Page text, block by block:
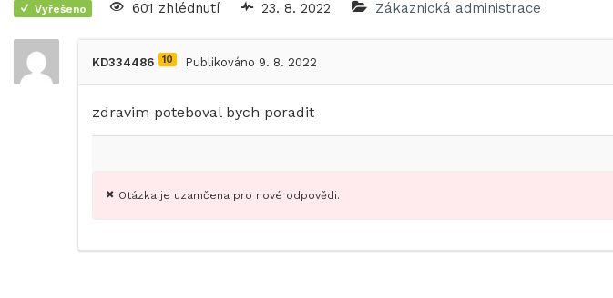
Vyřešeno 601 zhlédnutí 23. 8. 2022 Zákaznická administrace
KD334486 10 Publikováno 9. 8. 2022
zdravim poteboval bych poradit
Otázka je uzamčena pro nové odpovědi.